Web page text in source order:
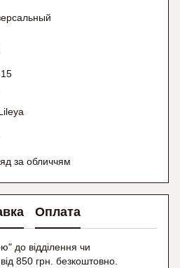
за обличчям
Оплата
до відділення чи
850 грн. безкоштовно.